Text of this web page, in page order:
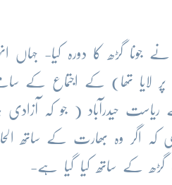
نے جونا گڑھ کا دورہ کیا-
لایا تھا) کے اجتماع کے
کہ اگر وہ بھارت کے ساتھ
گڑھ کے ساتھ کیا گیا ہے-